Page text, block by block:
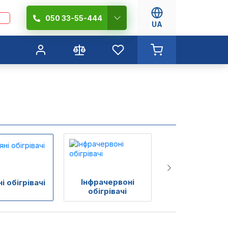
050 33-55-444
UA
обігрівачі
Інфрачервоні
обігрівачі